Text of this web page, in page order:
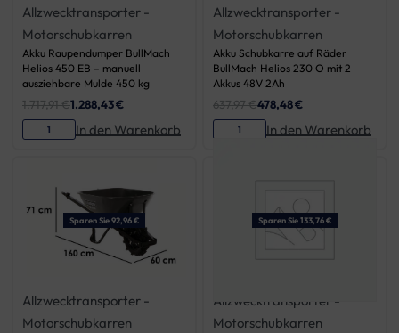
Allzwecktransporter -
Motorschubkarren
Akku Raupendumper BullMach
Helios 450 EB – manuell
ausziehbare Mulde 450 kg
1.717,91€1.288,43€
In den Warenkorb
Allzwecktransporter -
Motorschubkarren
Akku Schubkarre auf Räder
BullMach Helios 230 O mit 2
Akkus 48V 2Ah
637,97€478,48€
In den Warenkorb
Sparen Sie 92,96 €
Allzwecktransporter -
Motorschubkarren
Sparen Sie 133,76 €
Allzwecktransporter -
Motorschubkarren